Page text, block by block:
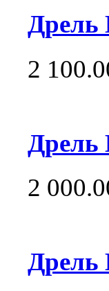
Дрель
2
Дрель
2
Дрель